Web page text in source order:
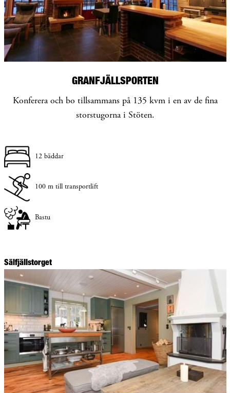
GRANFJÄLLSPORTEN
Konferera och bo tillsammans på 135 kvm i en av de fina
storstugorna i Stöten.
12 bäddar
100 m till transportlift
Bastu
Sälfjällstorget